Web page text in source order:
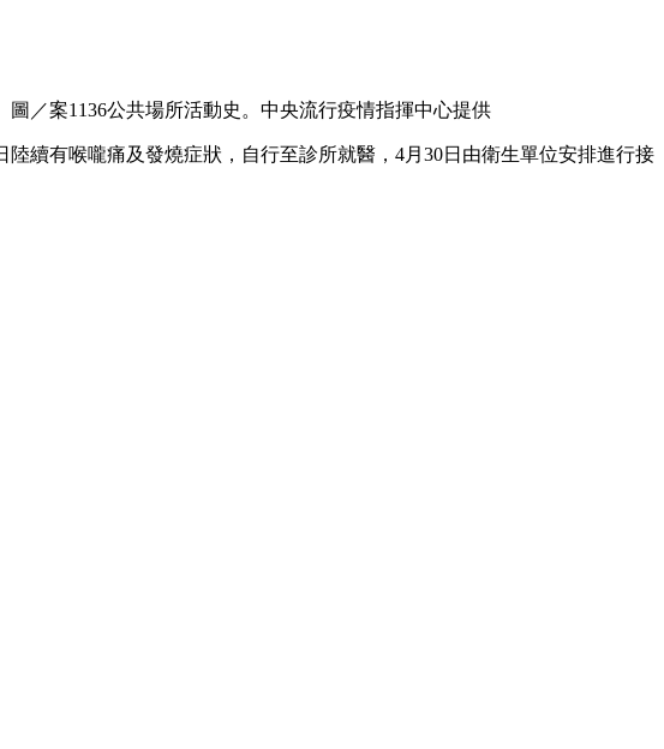
圖／案1136公共場所活動史。中央流行疫情指揮中心提供
續有喉嚨痛及發燒症狀，自行至診所就醫，4月30日由衛生單位安排進行接